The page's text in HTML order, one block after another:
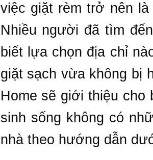
việc giặt rèm trở nên
Nhiều người đã tìm
biết lựa chọn địa chỉ
giặt sạch vừa không bị
Home sẽ giới thiệu
sinh sống không có
nhà theo hướng dẫn